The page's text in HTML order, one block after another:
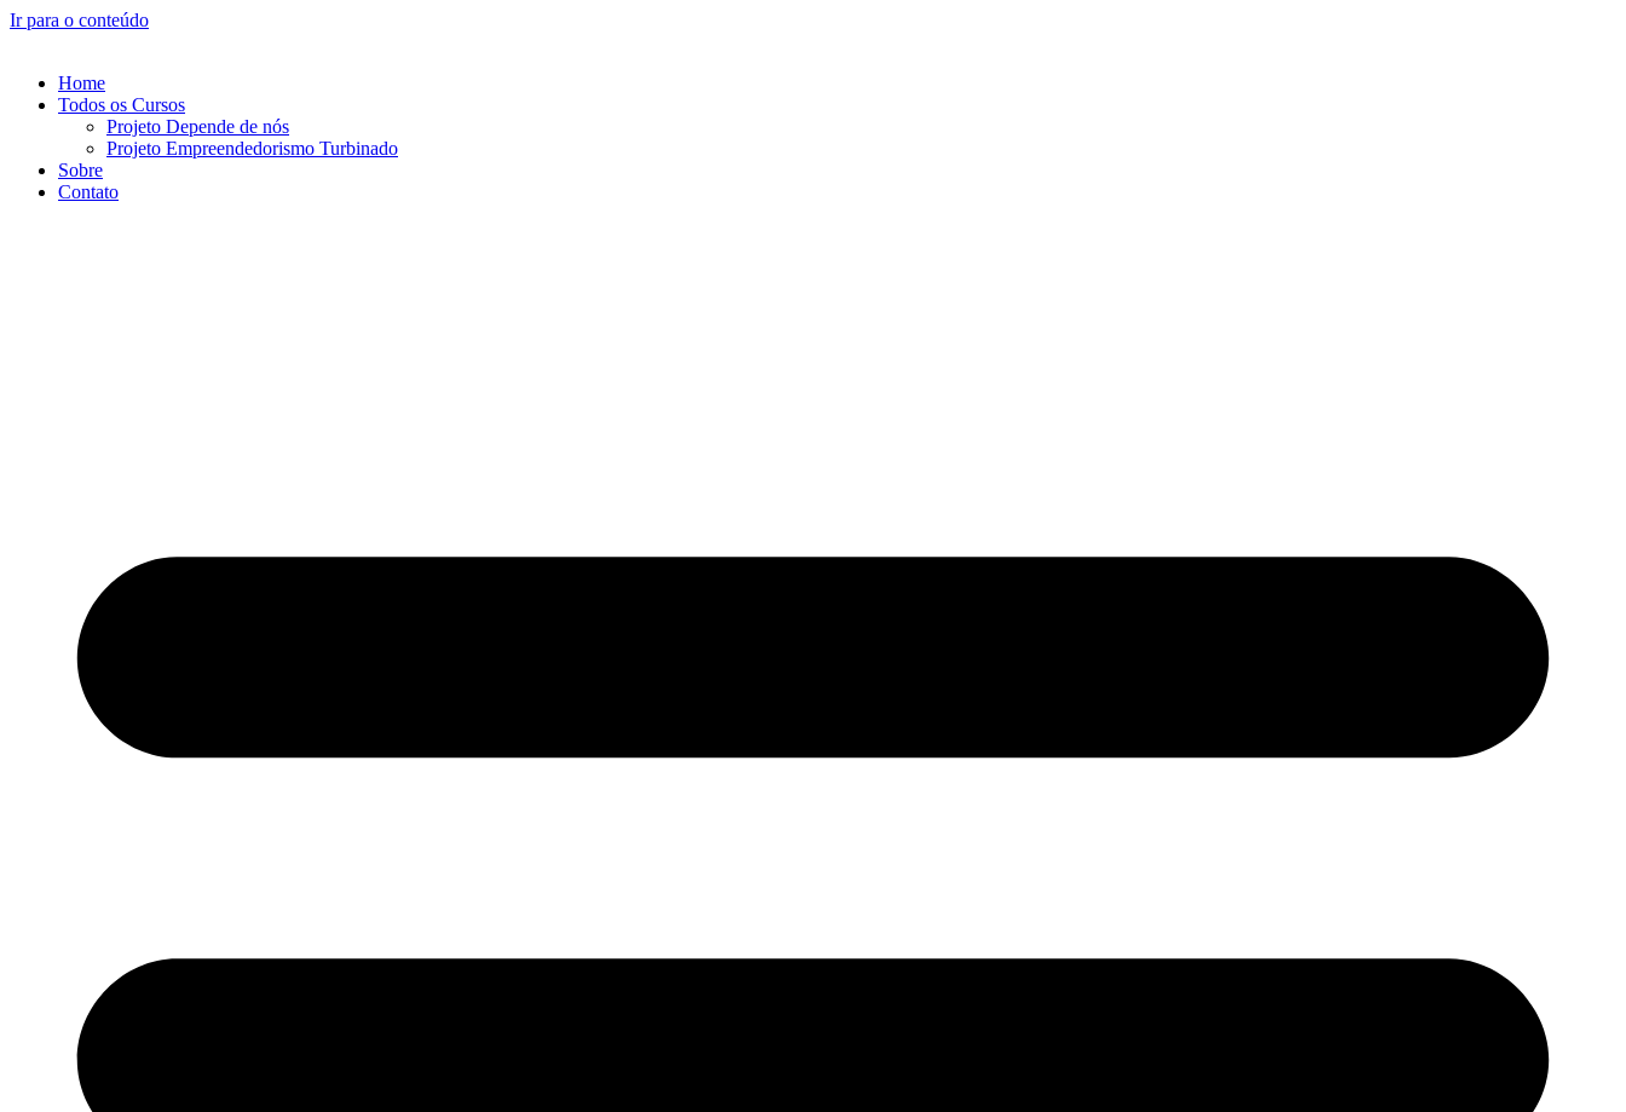
Ir para o conteúdo
Home
Todos os Cursos
Projeto Depende de nós
Projeto Empreendedorismo Turbinado
Sobre
Contato